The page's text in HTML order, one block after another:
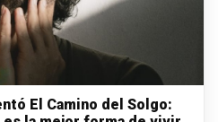
El Camino del Solgo: